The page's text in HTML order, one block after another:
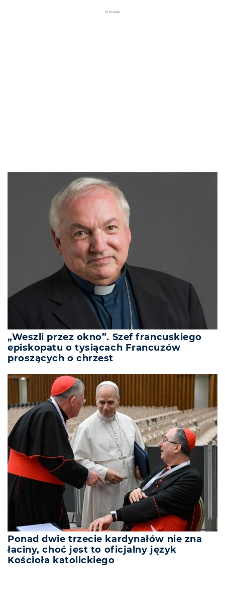
REKLAMA
„Weszli przez okno”. Szef francuskiego
episkopatu o tysiącach Francuzów
proszących o chrzest
Ponad dwie trzecie kardynałów nie zna
łaciny, choć jest to oficjalny język
Kościoła katolickiego